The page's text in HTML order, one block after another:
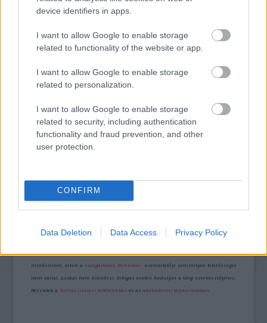
device identifiers in apps.
I want to allow Google to enable storage
related to functionality of the website or app.
I want to allow Google to enable storage
related to personalization.
I want to allow Google to enable storage
related to security, including authentication
functionality and fraud prevention, and other
user protection.
CONFIRM
Data Deletion Data Access Privacy Policy
AZ EMBERSÉG ÜNNEPE
„NEM TÖBB EZER EMBERRE UTAZUNK, HANEM
A bejegyzés trackback címe:
https://kulturpart.hu/api/trackback/id/7828580
Kommentek:
minősülnek, értük a szolgáltatás technikai üzemeltetője semmilyen felelősséget
nem vállal, azokat nem ellenőrzi. Kifogás esetén forduljon a blog szerkesztőjéhez.
Részletek a Felhasználási feltételekben és azadatvédelmi tájékoztatóban